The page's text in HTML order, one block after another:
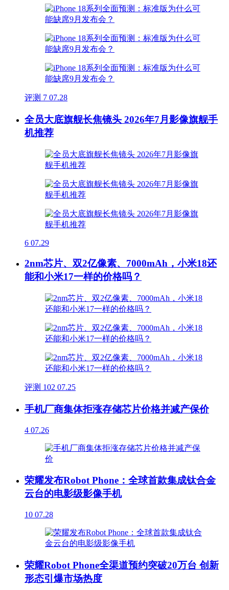
评测 7 07.28
全员大底旗舰长焦镜头 2026年7月影像旗舰手
机推荐
6 07.29
2nm芯片、双2亿像素、7000mAh，小米18还
能和小米17一样的价格吗？
评测 102 07.25
手机厂商集体拒涨存储芯片价格并减产保价
4 07.26
荣耀发布Robot Phone：全球首款集成钛合金
云台的电影级影像手机
10 07.28
荣耀Robot Phone全渠道预约突破20万台 创新
形态引爆市场热度